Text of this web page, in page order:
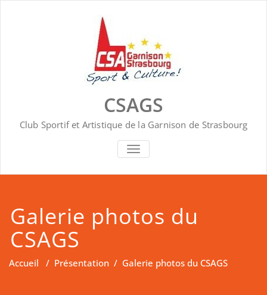
CSAGS
Club Sportif et Artistique de la Garnison de Strasbourg
AFFICHER/MASQUER LA
Galerie photos du
CSAGS
Accueil / Présentation / Galerie photos du CSAGS